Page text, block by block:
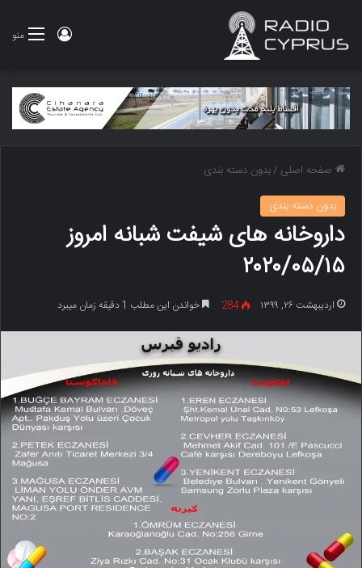
منو ورود
صفحه اصلی /بدون دسته بندی
بدون دسته بندی
داروخانه های شیفت شبانه امروز
۲۰۲۰/۰۵/۱۵
اردیبهشت ۲۶, ۱۳۹۹ 284 خواندن این مطلب 1 دقیقه زمان میبرد